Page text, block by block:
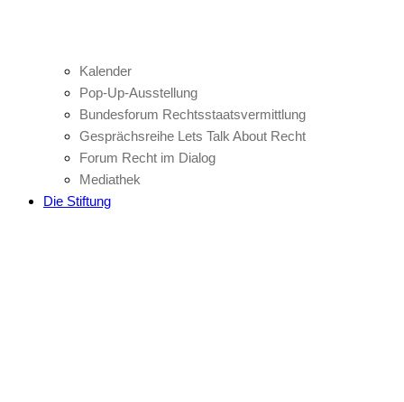
Kalender
Pop-Up-Ausstellung
Bundesforum Rechtsstaatsvermittlung
Gesprächsreihe Lets Talk About Recht
Forum Recht im Dialog
Mediathek
Die Stiftung